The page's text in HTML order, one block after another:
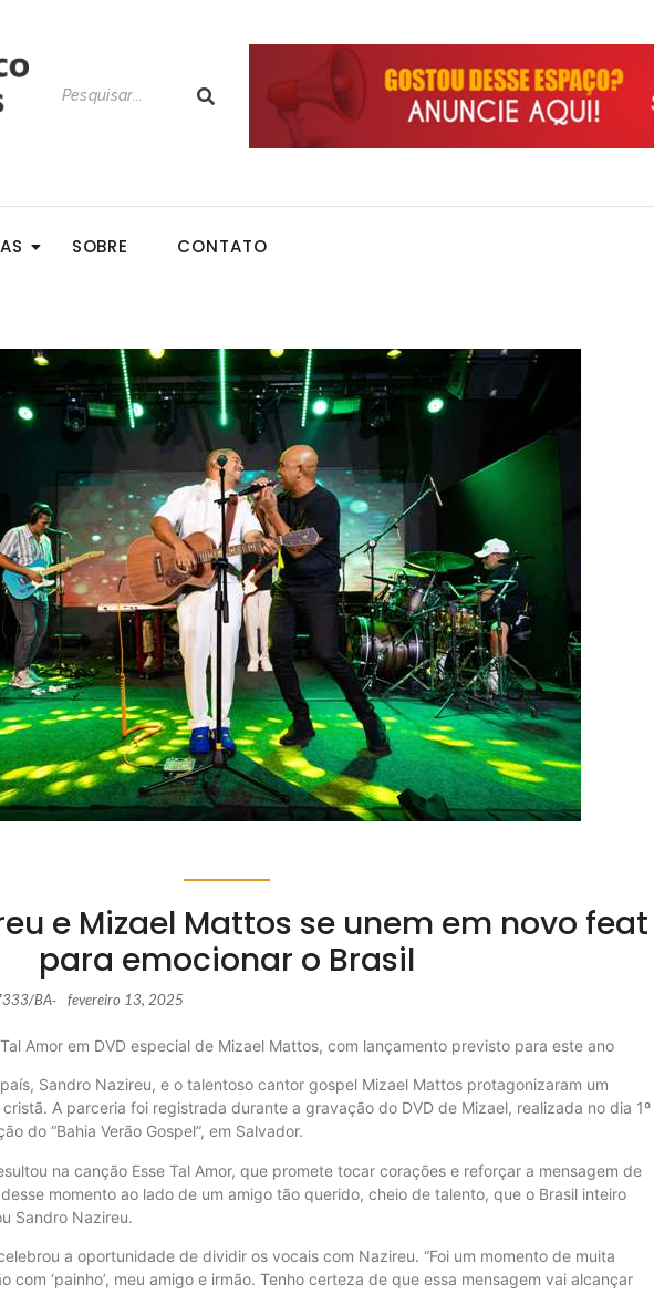
SOBRE CONTATO
e Mizael Mattos se unem em novo feat
para emocionar o Brasil
BA- fevereiro 13, 2025
Amor em DVD especial de Mizael Mattos, com lançamento previsto para este ano
Sandro Nazireu, e o talentoso cantor gospel Mizael Mattos protagonizaram um
A parceria foi registrada durante a gravação do DVD de Mizael, realizada no dia 1º
do “Bahia Verão Gospel”, em Salvador.
na canção Esse Tal Amor, que promete tocar corações e reforçar a mensagem de
momento ao lado de um amigo tão querido, cheio de talento, que o Brasil inteiro
Sandro Nazireu.
a oportunidade de dividir os vocais com Nazireu. “Foi um momento de muita
com ‘painho’, meu amigo e irmão. Tenho certeza de que essa mensagem vai alcançar